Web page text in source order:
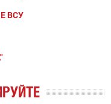
ВСУ